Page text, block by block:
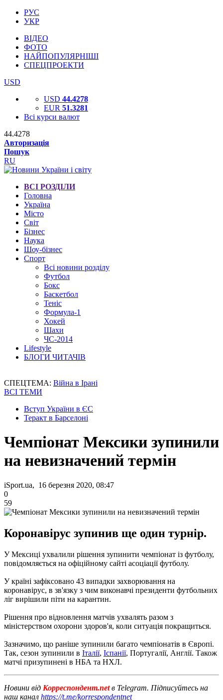
РУС
УКР
ВІДЕО
ФОТО
НАЙПОПУЛЯРНІШІ
СПЕЦПРОЕКТИ
USD
USD 44.4278
EUR 51.3281
Всі курси валют
44.4278
Авторизація
Пошук
RU
ВСІ РОЗДІЛИ
Головна
Україна
Місто
Світ
Бізнес
Наука
Шоу-бізнес
Спорт
Всі новини розділу
Футбол
Бокс
Баскетбол
Теніс
Формула-1
Хокей
Шахи
ЧС-2014
Lifestyle
БЛОГИ ЧИТАЧІВ
СПЕЦТЕМА: Війна в Ірані
ВСІ ТЕМИ
Вступ України в ЄС
Теракт в Барселоні
Чемпіонат Мексики зупинили
на невизначений термін
iSport.ua, 16 березня 2020, 08:47
0
59
Коронавірус зупинив ще один турнір.
У Мексиці ухвалили рішення зупинити чемпіонат із футболу,
повідомляється на офіційному сайті асоціації футболу.
У країні зафіксовано 43 випадки захворювання на
коронавірус, в зв'язку з чим виконавчі президенти футбольних
ліг вирішили піти на карантин.
Рішення про відновлення матчів ухвалять разом з
міністерством охорони здоров'я, коли ситуація покращиться.
Зазначимо, що раніше зупинили багато чемпіонатів в Європі.
Так, сезон зупинили в Італії, Іспанії, Португалії, Англії. Також
матчі призупинені в НБА та НХЛ.
Новини від Корреспондент.netв Telegram. Підписуйтесь на
наш канал https://t.me/korrespondentnet